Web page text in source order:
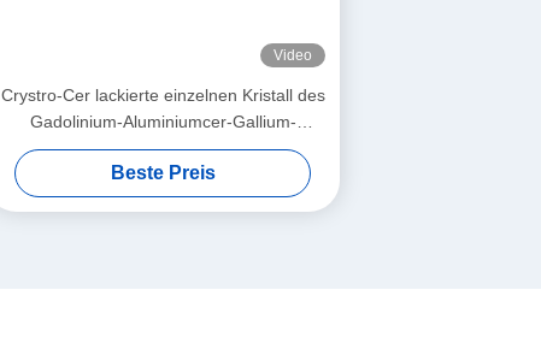
Video
Crystro-Cer lackierte einzelnen Kristall des
Gadolinium-Aluminiumcer-Gallium-
Granats-GAGG
Beste Preis